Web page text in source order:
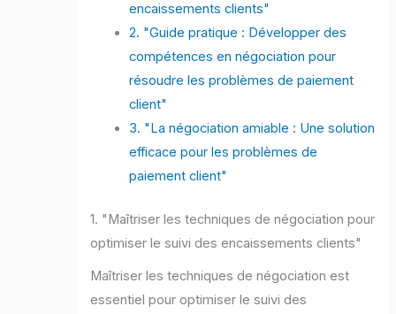
encaissements clients"
2. "Guide pratique : Développer des
compétences en négociation pour
résoudre les problèmes de paiement
client"
3. "La négociation amiable : Une solution
efficace pour les problèmes de
paiement client"
1. "Maîtriser les techniques de négociation pour
optimiser le suivi des encaissements clients"
Maîtriser les techniques de négociation est
essentiel pour optimiser le suivi des